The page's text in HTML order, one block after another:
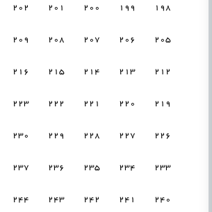
198
199
200
201
202
205
206
207
208
209
212
213
214
215
216
219
220
221
222
223
226
227
228
229
230
233
234
235
236
237
240
241
242
243
244